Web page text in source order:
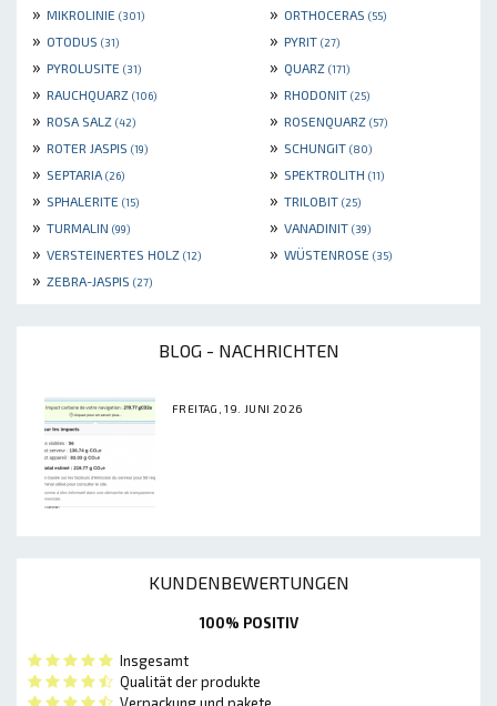
» MIKROLINIE (301) » ORTHOCERAS (55)
» OTODUS (31) » PYRIT (27)
» PYROLUSITE (31) » QUARZ (171)
» RAUCHQUARZ (106) » RHODONIT (25)
» ROSA SALZ (42) » ROSENQUARZ (57)
» ROTER JASPIS (19) » SCHUNGIT (80)
» SEPTARIA (26) » SPEKTROLITH (11)
» SPHALERITE (15) » TRILOBIT (25)
» TURMALIN (99) » VANADINIT (39)
» VERSTEINERTES HOLZ (12) » WÜSTENROSE (35)
» ZEBRA-JASPIS (27)
BLOG - NACHRICHTEN
FREITAG, 19. JUNI 2026
KUNDENBEWERTUNGEN
100% POSITIV
Insgesamt
Qualität der produkte
Verpackung und pakete